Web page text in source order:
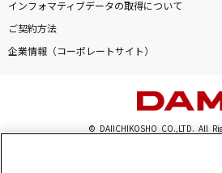
インフォマティブデータの取得について
ご契約方法
企業情報（コーポレートサイト）
© DAIICHIKOSHO CO.,LTD. All
このサイトに掲載されている一切の文章・画像・写